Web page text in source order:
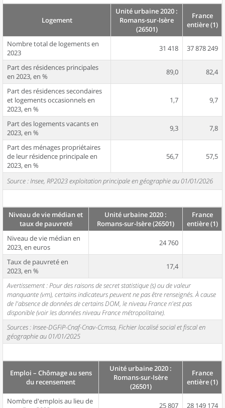
Logement
Unité urbaine 2020 :
Romans-sur-Isère
(26501)
France
entière (1)
Nombre total de logements en
2023
31 418 37 878 249
Part des résidences principales
en 2023, en %
89,0 82,4
Part des résidences secondaires
et logements occasionnels en
2023, en %
1,7 9,7
Part des logements vacants en
2023, en %
9,3 7,8
Part des ménages propriétaires
de leur résidence principale en
2023, en %
56,7 57,5
Source : Insee, RP2023 exploitation principale en géographie au 01/01/2026
Niveau de vie médian et
taux de pauvreté
Unité urbaine 2020 :
Romans-sur-Isère (26501)
France
entière (1)
Niveau de vie médian en
2023, en euros
24 760
Taux de pauvreté en
2023, en %
17,4
Avertissement : Pour des raisons de secret statistique (s) ou de valeur
manquante (vm), certains indicateurs peuvent ne pas être renseignés. À cause
de l'absence de données de certains DOM, le niveau France n'est pas
disponible (voir les données niveau France métropolitaine).
Sources : Insee-DGFiP-Cnaf-Cnav-Ccmsa, Fichier localisé social et fiscal en
géographie au 01/01/2025
Emploi – Chômage au sens
du recensement
Unité urbaine 2020 :
Romans-sur-Isère
(26501)
France
entière (1)
Nombre d'emplois au lieu de
25 807 28 149 174